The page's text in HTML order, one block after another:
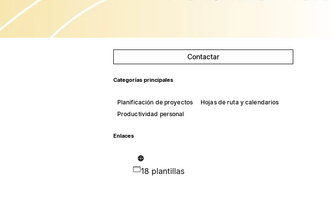
Contactar
Categorías principales
Planificación de proyectos
Hojas de ruta y calendarios
Productividad personal
Enlaces
18 plantillas